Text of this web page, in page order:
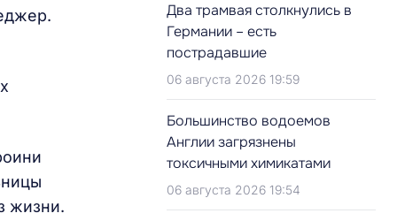
жизни.
Два трамвая столкнулись в
Германии – есть
пострадавшие
06 августа 2026 19:59
Большинство водоемов
Англии загрязнены
токсичными химикатами
06 августа 2026 19:54